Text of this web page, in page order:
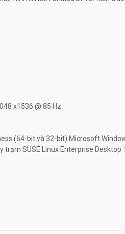
x1536 @ 85 Hz
(64-bit và 32-bit) Microsoft
trạm SUSE Linux Enterprise